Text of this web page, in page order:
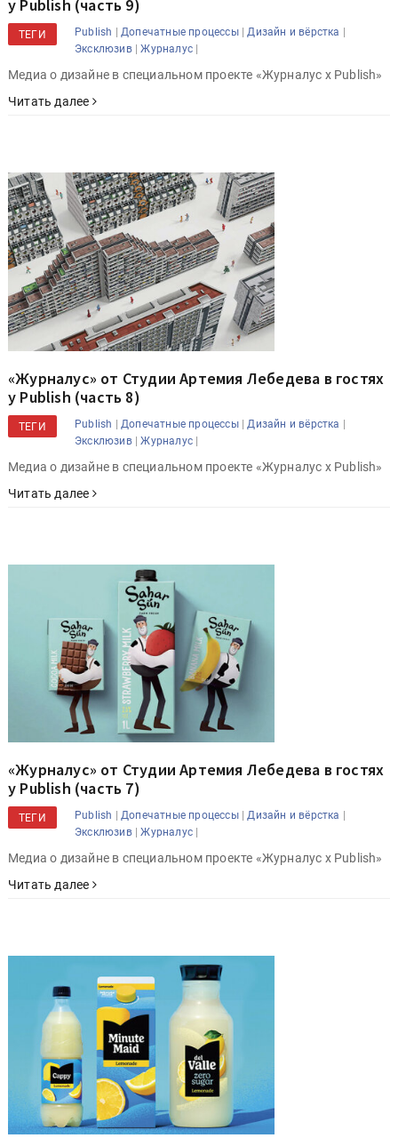
у Publish (часть 9)
ТЕГИ Publish |Допечатные процессы|Дизайн и вёрстка |
Эксклюзив|Журналус |
Медиа о дизайне в специальном проекте «Журналус x Publish»
Читать далее
«Журналус» от Студии Артемия Лебедева в гостях
у Publish (часть 8)
ТЕГИ Publish | Допечатные процессы| Дизайн и вёрстка |
Эксклюзив|Журналус |
Медиа о дизайне в специальном проекте «Журналус x Publish»
Читать далее
«Журналус» от Студии Артемия Лебедева в гостях
у Publish (часть 7)
ТЕГИ Publish |Допечатные процессы|Дизайн и вёрстка |
Эксклюзив|Журналус |
Медиа о дизайне в специальном проекте «Журналус x Publish»
Читать далее